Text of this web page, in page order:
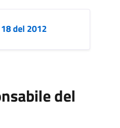
del 2012
del